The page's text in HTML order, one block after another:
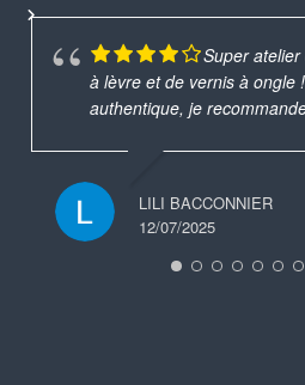
Super
à lèvre et de vernis à ongle
authentique, je
LILI BACCONNIER
12/07/2025